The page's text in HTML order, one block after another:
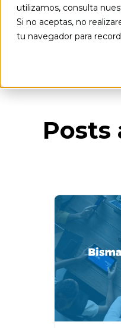
utilizamos, consulta
Si no aceptas, no
tu navegador para
Posts